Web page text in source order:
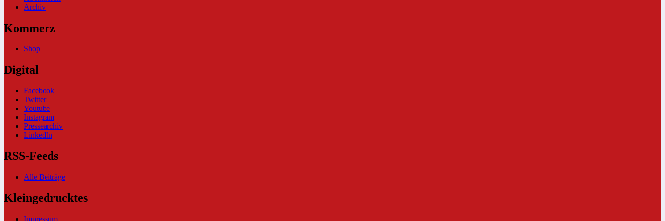
Archiv
Kommerz
Shop
Digital
Facebook
Twitter
Youtube
Instagram
Pressearchiv
LinkedIn
RSS-Feeds
Alle Beiträge
Kleingedrucktes
Impressum